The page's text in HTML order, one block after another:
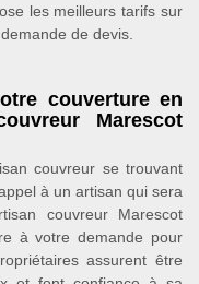
les meilleurs tarifs sur
de devis.
couverture en
Marescot
couvreur se trouvant
à un artisan qui sera
couvreur Marescot
à votre demande pour
assurent être